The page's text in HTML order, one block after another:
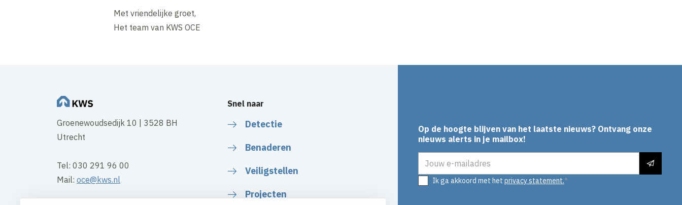
Met vriendelijke groet,
Het team van KWS OCE
Groenewoudsedijk 10 | 3528 BH
Utrecht
Tel: 030 291 96 00
Mail: oce@kws.nl
Snel naar
Detectie
Benaderen
Veiligstellen
Projecten
Op de hoogte blijven van het laatste nieuws? Ontvang onze
nieuws alerts in je mailbox!
Ik ga akkoord met het privacy statement.